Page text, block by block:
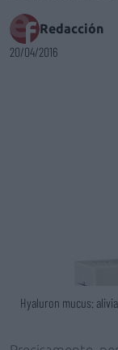
Redacción
20/04/2016
Hyaluron mucus: